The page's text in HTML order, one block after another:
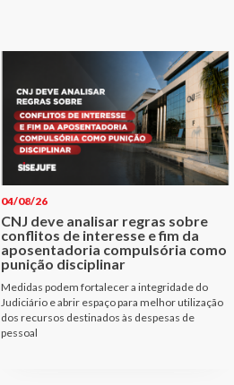
04/08/26
CNJ deve analisar regras sobre
conflitos de interesse e fim da
aposentadoria compulsória como
punição disciplinar
Medidas podem fortalecer a integridade do
Judiciário e abrir espaço para melhor utilização
dos recursos destinados às despesas de
pessoal